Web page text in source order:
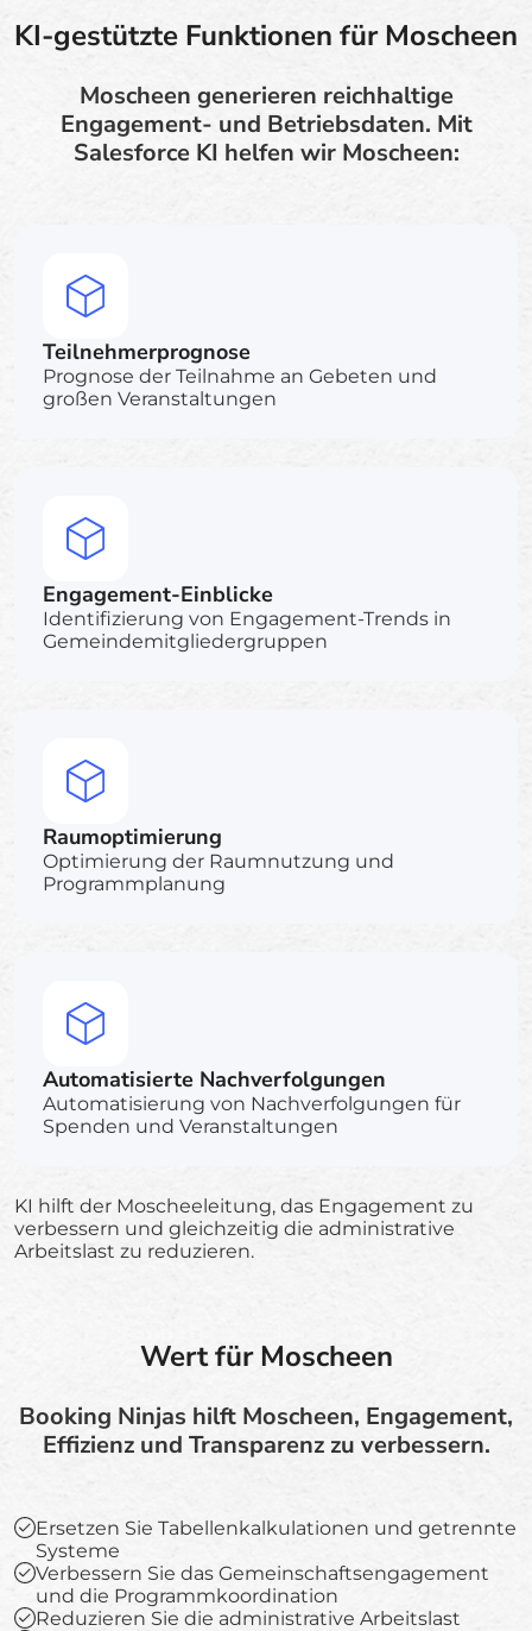
KI-gestützte Funktionen für Moscheen
Moscheen generieren reichhaltige
Engagement- und Betriebsdaten. Mit
Salesforce KI helfen wir Moscheen:
Teilnehmerprognose
Prognose der Teilnahme an Gebeten und
großen Veranstaltungen
Engagement-Einblicke
Identifizierung von Engagement-Trends in
Gemeindemitgliedergruppen
Raumoptimierung
Optimierung der Raumnutzung und
Programmplanung
Automatisierte Nachverfolgungen
Automatisierung von Nachverfolgungen für
Spenden und Veranstaltungen
KI hilft der Moscheeleitung, das Engagement zu
verbessern und gleichzeitig die administrative
Arbeitslast zu reduzieren.
Wert für Moscheen
Booking Ninjas hilft Moscheen, Engagement,
Effizienz und Transparenz zu verbessern.
Ersetzen Sie Tabellenkalkulationen und getrennte
Systeme
Verbessern Sie das Gemeinschaftsengagement
und die Programmkoordination
Reduzieren Sie die administrative Arbeitslast